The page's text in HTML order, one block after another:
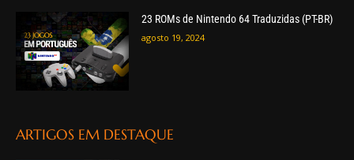
23 ROMs de Nintendo 64 Traduzidas (PT-BR)
agosto 19, 2024
ARTIGOS EM DESTAQUE